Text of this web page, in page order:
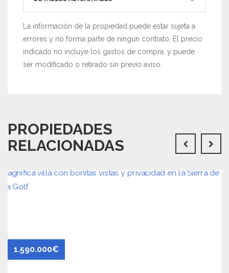
La información de la propiedad puede estar sujeta a
errores y no forma parte de ningún contrato. El precio
indicado no incluye los gastos de compra, y puede
ser modificado o retirado sin previo aviso.
PROPIEDADES
RELACIONADAS
1.590.000€